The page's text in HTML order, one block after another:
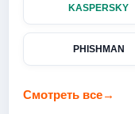
KASPERSKY
PHISHMAN
Смотреть все→